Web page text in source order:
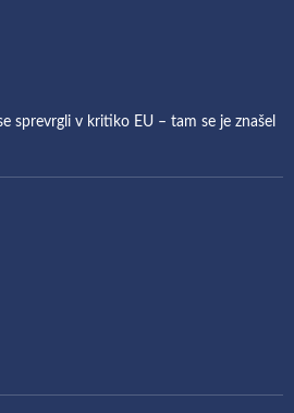
sprevrgli v kritiko EU – tam se je znašel